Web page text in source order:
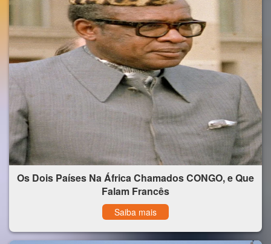
Os Dois Países Na África Chamados CONGO, e Que
Falam Francês
Saiba mais